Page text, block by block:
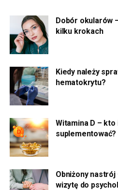
Dobór okularów
kilku krokach
Kiedy należy
hematokrytu?
Witamina D –
suplementować?
Obniżony nastrój
wizytę do